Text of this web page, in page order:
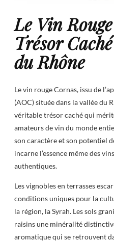
Le Vin
Trésor
du Rhône
Le vin rouge Cornas, issu de
(AOC) située dans la vallée du
véritable trésor caché qui
amateurs de vin du monde
son caractère et son potentiel
incarne l’essence même des
authentiques.
Les vignobles en terrasses
conditions uniques pour la
la région, la Syrah. Les sols
raisins une minéralité
aromatique qui se retrouvent